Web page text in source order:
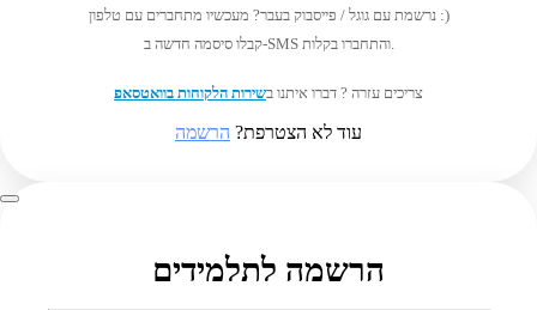
נרשמת עם גוגל / פייסבוק בעבר? מעכשיו מתחברים עם טלפון :)
קבלו סיסמה חדשה ב-SMS והתחברו בקלות.
צריכים עזרה ? דברו איתנו בשירות הלקוחות בוואטסאפ
עוד לא הצטרפת? הרשמה
הרשמה לתלמידים